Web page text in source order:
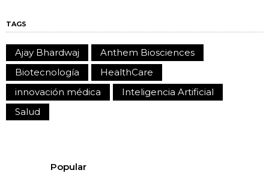
TAGS
Ajay Bhardwaj
Anthem Biosciences
Biotecnología
HealthCare
innovación médica
Inteligencia Artificial
Salud
Popular